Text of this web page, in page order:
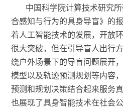
中国科学院计算技术研究
合感知与行为的具身导盲》的
着人工智能技术的发展，开放
很大突破，但在引导盲人出行
绕户外场景下的导盲问题展开
模型以及轨迹预测规划等内容
预测和规划决策结合起来服务
也展现了具身智能技术在社会